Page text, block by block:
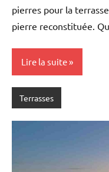
pierres pour la
pierre reconstituée.
Lire la suite
Terrasses